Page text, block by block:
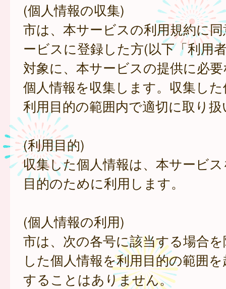
(個人情報の収集)
市は、本サービスの利用規約に
ービスに登録した方(以下「利用
対象に、本サービスの提供に必
個人情報を収集します。収集し
利用目的の範囲内で適切に取り
(利用目的)
収集した個人情報は、本サービ
目的のために利用します。
(個人情報の利用)
市は、次の各号に該当する場合
した個人情報を利用目的の範囲
することはありません。